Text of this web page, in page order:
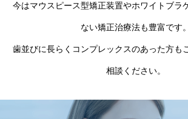
今はマウスピース型矯正装置やホワイトブラ
ない矯正治療法も豊富です。
歯並びに長らくコンプレックスのあった方も
相談ください。